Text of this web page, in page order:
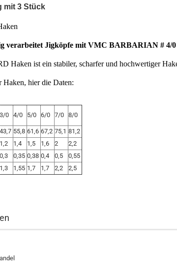
mit 3 Stück
verarbeitet Jigköpfe mit VMC BARBARIAN # 4/0
Haken ist ein stabiler, scharfer und hochwertiger
der Haken, hier die Daten:
3/0 4/0 5/0 6/0 7/0 8/0
43,7 55,8 61,6 67,2 75,1 81,2
1,2 1,4 1,5 1,6 2
2,2
0,3 0,35 0,38 0,4 0,5
0,55
1,3 1,55 1,7 1,7 2,2 2,5